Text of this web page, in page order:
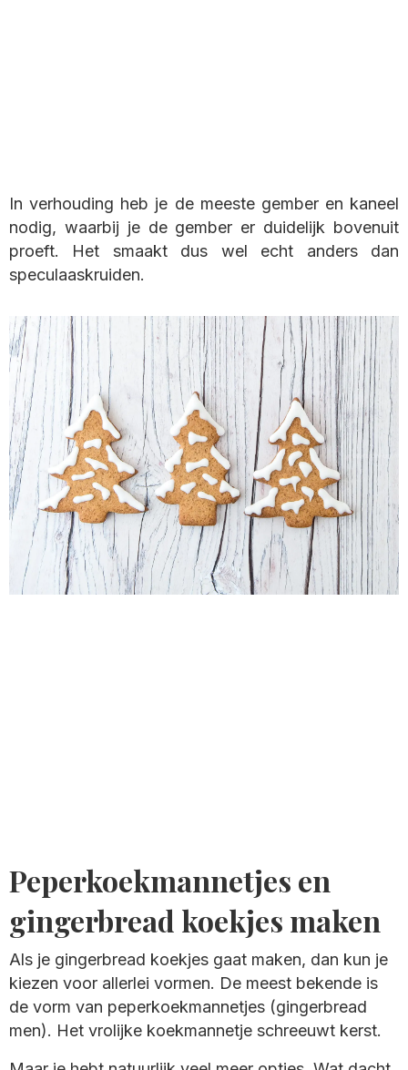
In verhouding heb je de meeste gember en kaneel
nodig, waarbij je de gember er duidelijk bovenuit
proeft. Het smaakt dus wel echt anders dan
speculaaskruiden.
Peperkoekmannetjes en
gingerbread koekjes maken
Als je gingerbread koekjes gaat maken, dan kun je
kiezen voor allerlei vormen. De meest bekende is
de vorm van peperkoekmannetjes (gingerbread
men). Het vrolijke koekmannetje schreeuwt kerst.